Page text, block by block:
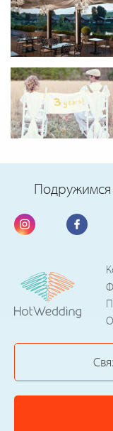
Подружимся